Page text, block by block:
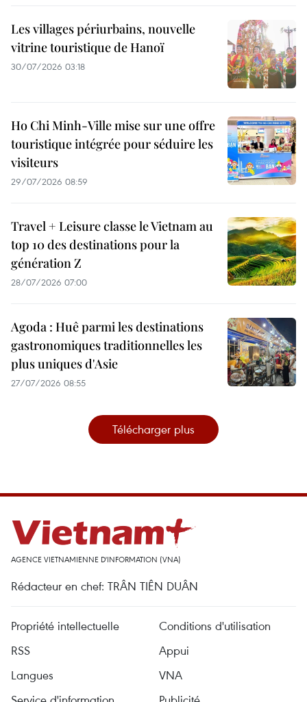
Les villages périurbains, nouvelle
vitrine touristique de Hanoï
30/07/2026 03:18
Ho Chi Minh-Ville mise sur une offre
touristique intégrée pour séduire les
visiteurs
29/07/2026 08:59
Travel + Leisure classe le Vietnam au
top 10 des destinations pour la
génération Z
28/07/2026 07:00
Agoda : Huê parmi les destinations
gastronomiques traditionnelles les
plus uniques d'Asie
27/07/2026 08:55
Télécharger plus
AGENCE VIETNAMIENNE D'INFORMATION (VNA)
Rédacteur en chef: TRÂN TIÊN DUÂN
Propriété intellectuelle
Conditions d'utilisation
RSS
Appui
Langues
VNA